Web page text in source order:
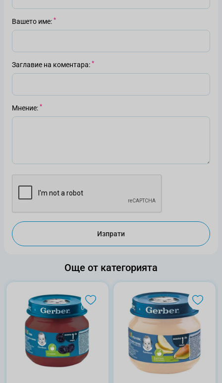
Вашето име
Заглавие на коментара
Мнение
Изпрати
Още от категорията